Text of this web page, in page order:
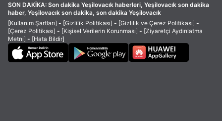
SON DAKİKA: Son dakika Yeşilovacık haberleri, Yeşilovacık son dakika
haber, Yeşilovacık son dakika, son dakika Yeşilovacık
[Kullanım Şartları] - [Gizlilik Politikası] - [Gizlilik ve Çerez Politikası] -
[Çerez Politikası] - [Kişisel Verilerin Korunması] - [Ziyaretçi Aydınlatma
Metni] - [Hata Bildir]